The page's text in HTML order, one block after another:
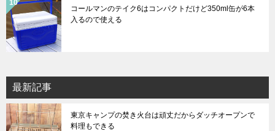
コールマンのテイク6はコンパクトだけど350ml缶が6本
入るので使える
最新記事
東京キャンプの焚き火台は頑丈だからダッチオープンで
料理もできる